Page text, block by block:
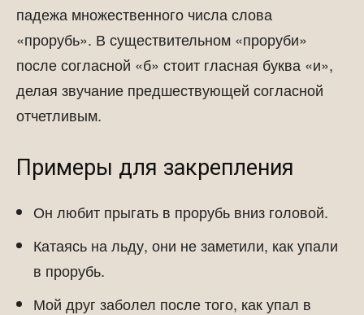
падежа множественного числа слова
«прорубь». В существительном «проруби»
после согласной «б» стоит гласная буква «и»,
делая звучание предшествующей согласной
отчетливым.
Примеры для закрепления
Он любит прыгать в прорубь вниз головой.
Катаясь на льду, они не заметили, как упали
в прорубь.
Мой друг заболел после того, как упал в